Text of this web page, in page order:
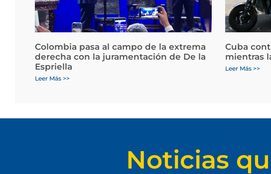
Colombia pasa al campo de la extrema
derecha con la juramentación de De la
Espriella
Leer Más >>
Cuba
mientras
Leer Más >>
Noticias